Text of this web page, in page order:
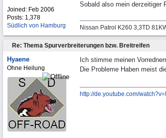
Joined: Feb 2006
Posts: 1,378
Südlich von Hamburg
Sobald also mein derzeitiger
Nissan Patrol K260 3,3TD
Re: Thema Spurverbreiterungen bzw. Breitreifen
Hyaene
Ohne Heilung
Ich stimme meinen
Die Probleme Haben meist
http://de.youtube.com/